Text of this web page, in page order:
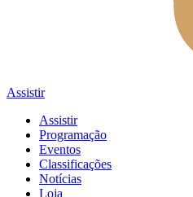
Assistir
Assistir
Programação
Eventos
Classificações
Notícias
Loja